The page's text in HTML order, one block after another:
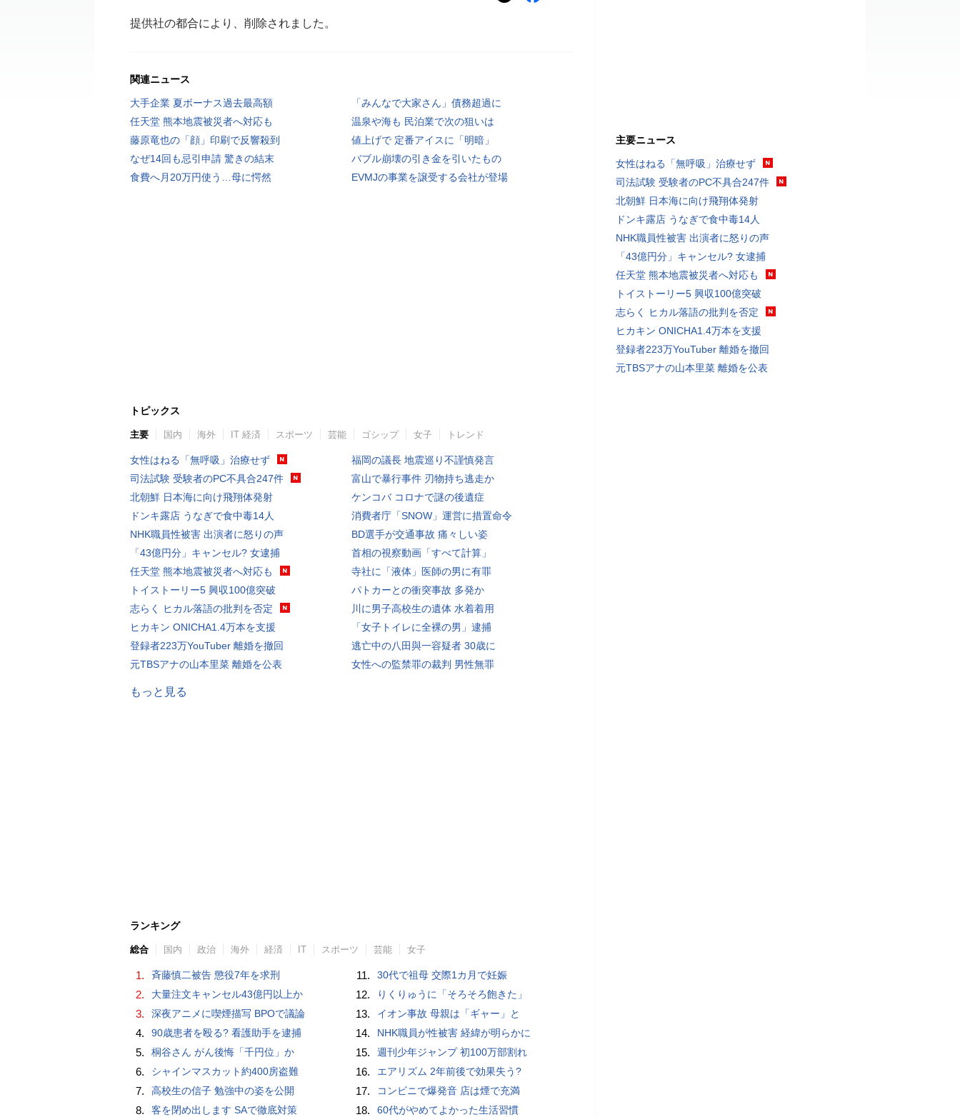
提供社の都合により、削除されました。
関連ニュース
大手企業 夏ボーナス過去最高額
「みんなで大家さん」債務超過に
任天堂 熊本地震被災者へ対応も
温泉や海も 民泊業で次の狙いは
藤原竜也の「顔」印刷で反響殺到
値上げで 定番アイスに「明暗」
なぜ14回も忌引申請 驚きの結末
バブル崩壊の引き金を引いたもの
食費へ月20万円使う…母に愕然
EVMJの事業を譲受する会社が登場
トピックス
主要 国内 海外 IT 経済 スポーツ 芸能 ゴシップ 女子 トレンド
女性はねる「無呼吸」治療せず
司法試験 受験者のPC不具合247件
北朝鮮 日本海に向け飛翔体発射
ドンキ露店 うなぎで食中毒14人
NHK職員性被害 出演者に怒りの声
「43億円分」キャンセル? 女逮捕
任天堂 熊本地震被災者へ対応も
トイストーリー5 興収100億突破
志らく ヒカル落語の批判を否定
ヒカキン ONICHA1.4万本を支援
登録者223万YouTuber 離婚を撤回
元TBSアナの山本里菜 離婚を公表
福岡の議長 地震巡り不謹慎発言
富山で暴行事件 刃物持ち逃走か
ケンコバ コロナで謎の後遺症
消費者庁「SNOW」運営に措置命令
BD選手が交通事故 痛々しい姿
首相の視察動画「すべて計算」
寺社に「液体」医師の男に有罪
パトカーとの衝突事故 多発か
川に男子高校生の遺体 水着着用
「女子トイレに全裸の男」逮捕
逃亡中の八田與一容疑者 30歳に
女性への監禁罪の裁判 男性無罪
もっと見る
ランキング
総合 国内 政治 海外 経済 IT スポーツ 芸能 女子
1. 斉藤慎二被告 懲役7年を求刑
2. 大量注文キャンセル43億円以上か
3. 深夜アニメに喫煙描写 BPOで議論
4. 90歳患者を殴る? 看護助手を逮捕
5. 桐谷さん がん後悔「千円位」か
6. シャインマスカット約400房盗難
7. 高校生の信子 勉強中の姿を公開
8. 客を閉め出します SAで徹底対策
11. 30代で祖母 交際1カ月で妊娠
12. りくりゅうに「そろそろ飽きた」
13. イオン事故 母親は「ギャー」と
14. NHK職員が性被害 経緯が明らかに
15. 週刊少年ジャンプ 初100万部割れ
16. エアリズム 2年前後で効果失う?
17. コンビニで爆発音 店は煙で充満
18. 60代がやめてよかった生活習慣
主要ニュース
女性はねる「無呼吸」治療せず
司法試験 受験者のPC不具合247件
北朝鮮 日本海に向け飛翔体発射
ドンキ露店 うなぎで食中毒14人
NHK職員性被害 出演者に怒りの声
「43億円分」キャンセル? 女逮捕
任天堂 熊本地震被災者へ対応も
トイストーリー5 興収100億突破
志らく ヒカル落語の批判を否定
ヒカキン ONICHA1.4万本を支援
登録者223万YouTuber 離婚を撤回
元TBSアナの山本里菜 離婚を公表